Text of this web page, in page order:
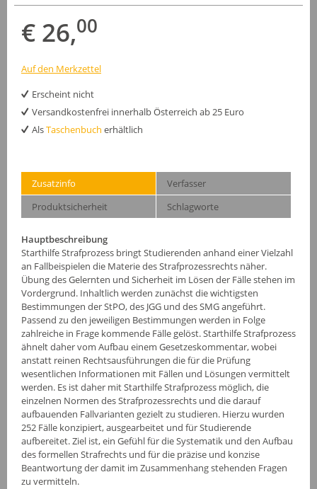
€ 26,00
Auf den Merkzettel
Erscheint nicht
Versandkostenfrei innerhalb Österreich ab 25 Euro
AlsTaschenbuch erhältlich
Zusatzinfo
Verfasser
Produktsicherheit
Schlagworte
Hauptbeschreibung
Starthilfe Strafprozess bringt Studierenden anhand einer Vielzahl
an Fallbeispielen die Materie des Strafprozessrechts näher.
Übung des Gelernten und Sicherheit im Lösen der Fälle stehen im
Vordergrund. Inhaltlich werden zunächst die wichtigsten
Bestimmungen der StPO, des JGG und des SMG angeführt.
Passend zu den jeweiligen Bestimmungen werden in Folge
zahlreiche in Frage kommende Fälle gelöst. Starthilfe Strafprozess
ähnelt daher vom Aufbau einem Gesetzeskommentar, wobei
anstatt reinen Rechtsausführungen die für die Prüfung
wesentlichen Informationen mit Fällen und Lösungen vermittelt
werden. Es ist daher mit Starthilfe Strafprozess möglich, die
einzelnen Normen des Strafprozessrechts und die darauf
aufbauenden Fallvarianten gezielt zu studieren. Hierzu wurden
252 Fälle konzipiert, ausgearbeitet und für Studierende
aufbereitet. Ziel ist, ein Gefühl für die Systematik und den Aufbau
des formellen Strafrechts und für die präzise und konzise
Beantwortung der damit im Zusammenhang stehenden Fragen
zu vermitteln.